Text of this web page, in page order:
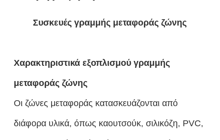
Συσκευές γραμμής μεταφοράς ζώνης
Χαρακτηριστικά εξοπλισμού γραμμής
μεταφοράς ζώνης
Οι ζώνες μεταφοράς κατασκευάζονται από
διάφορα υλικά, όπως καουτσούκ, σιλικόζη, PVC,